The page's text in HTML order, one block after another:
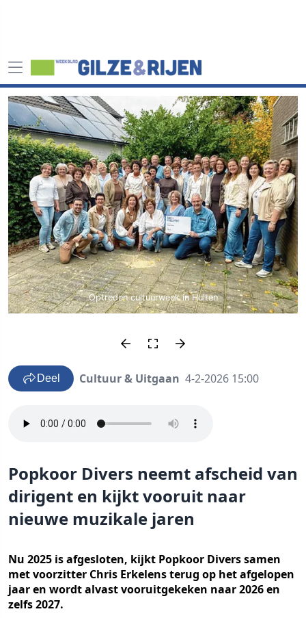
Optreden cultuurweek in Hulten
Deel Cultuur & Uitgaan 4-2-2026 15:00
Popkoor Divers neemt afscheid van
dirigent en kijkt vooruit naar
nieuwe muzikale jaren
Nu 2025 is afgesloten, kijkt Popkoor Divers samen
met voorzitter Chris Erkelens terug op het afgelopen
jaar en wordt alvast vooruitgekeken naar 2026 en
zelfs 2027.